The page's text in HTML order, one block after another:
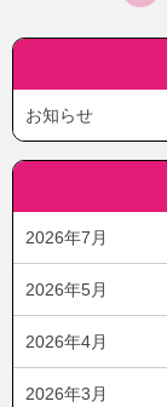
お知らせ
2026年7月
2026年5月
2026年4月
2026年3月